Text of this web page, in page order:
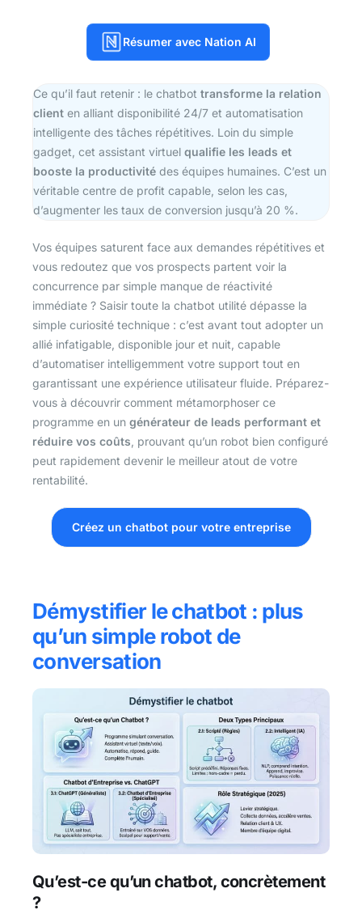
Résumer avec Nation AI
Ce qu’il faut retenir : le chatbot transforme la relation
client en alliant disponibilité 24/7 et automatisation
intelligente des tâches répétitives. Loin du simple
gadget, cet assistant virtuel qualifie les leads et
booste la productivité des équipes humaines. C’est un
véritable centre de profit capable, selon les cas,
d’augmenter les taux de conversion jusqu’à 20 %.
Vos équipes saturent face aux demandes répétitives et
vous redoutez que vos prospects partent voir la
concurrence par simple manque de réactivité
immédiate ? Saisir toute la chatbot utilité dépasse la
simple curiosité technique : c’est avant tout adopter un
allié infatigable, disponible jour et nuit, capable
d’automatiser intelligemment votre support tout en
garantissant une expérience utilisateur fluide. Préparez-
vous à découvrir comment métamorphoser ce
programme en un générateur de leads performant et
réduire vos coûts , prouvant qu’un robot bien configuré
peut rapidement devenir le meilleur atout de votre
rentabilité.
Créez un chatbot pour votre entreprise
Démystifier le chatbot : plus
qu’un simple robot de
conversation
Qu’est-ce qu’un chatbot, concrètement
?